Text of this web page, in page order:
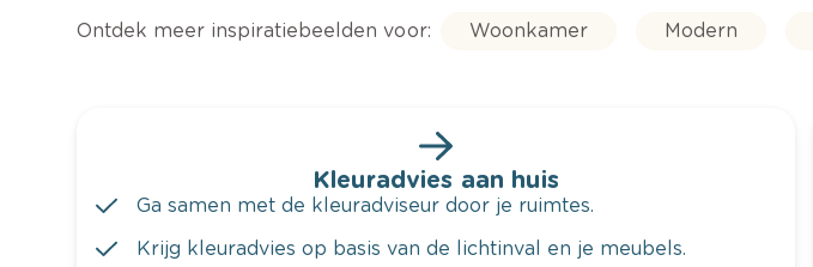
Ontdek meer inspiratiebeelden voor: Woonkamer Modern
Kleuradvies aan huis
Ga samen met de kleuradviseur door je ruimtes.
Krijg kleuradvies op basis van de lichtinval en je meubels.